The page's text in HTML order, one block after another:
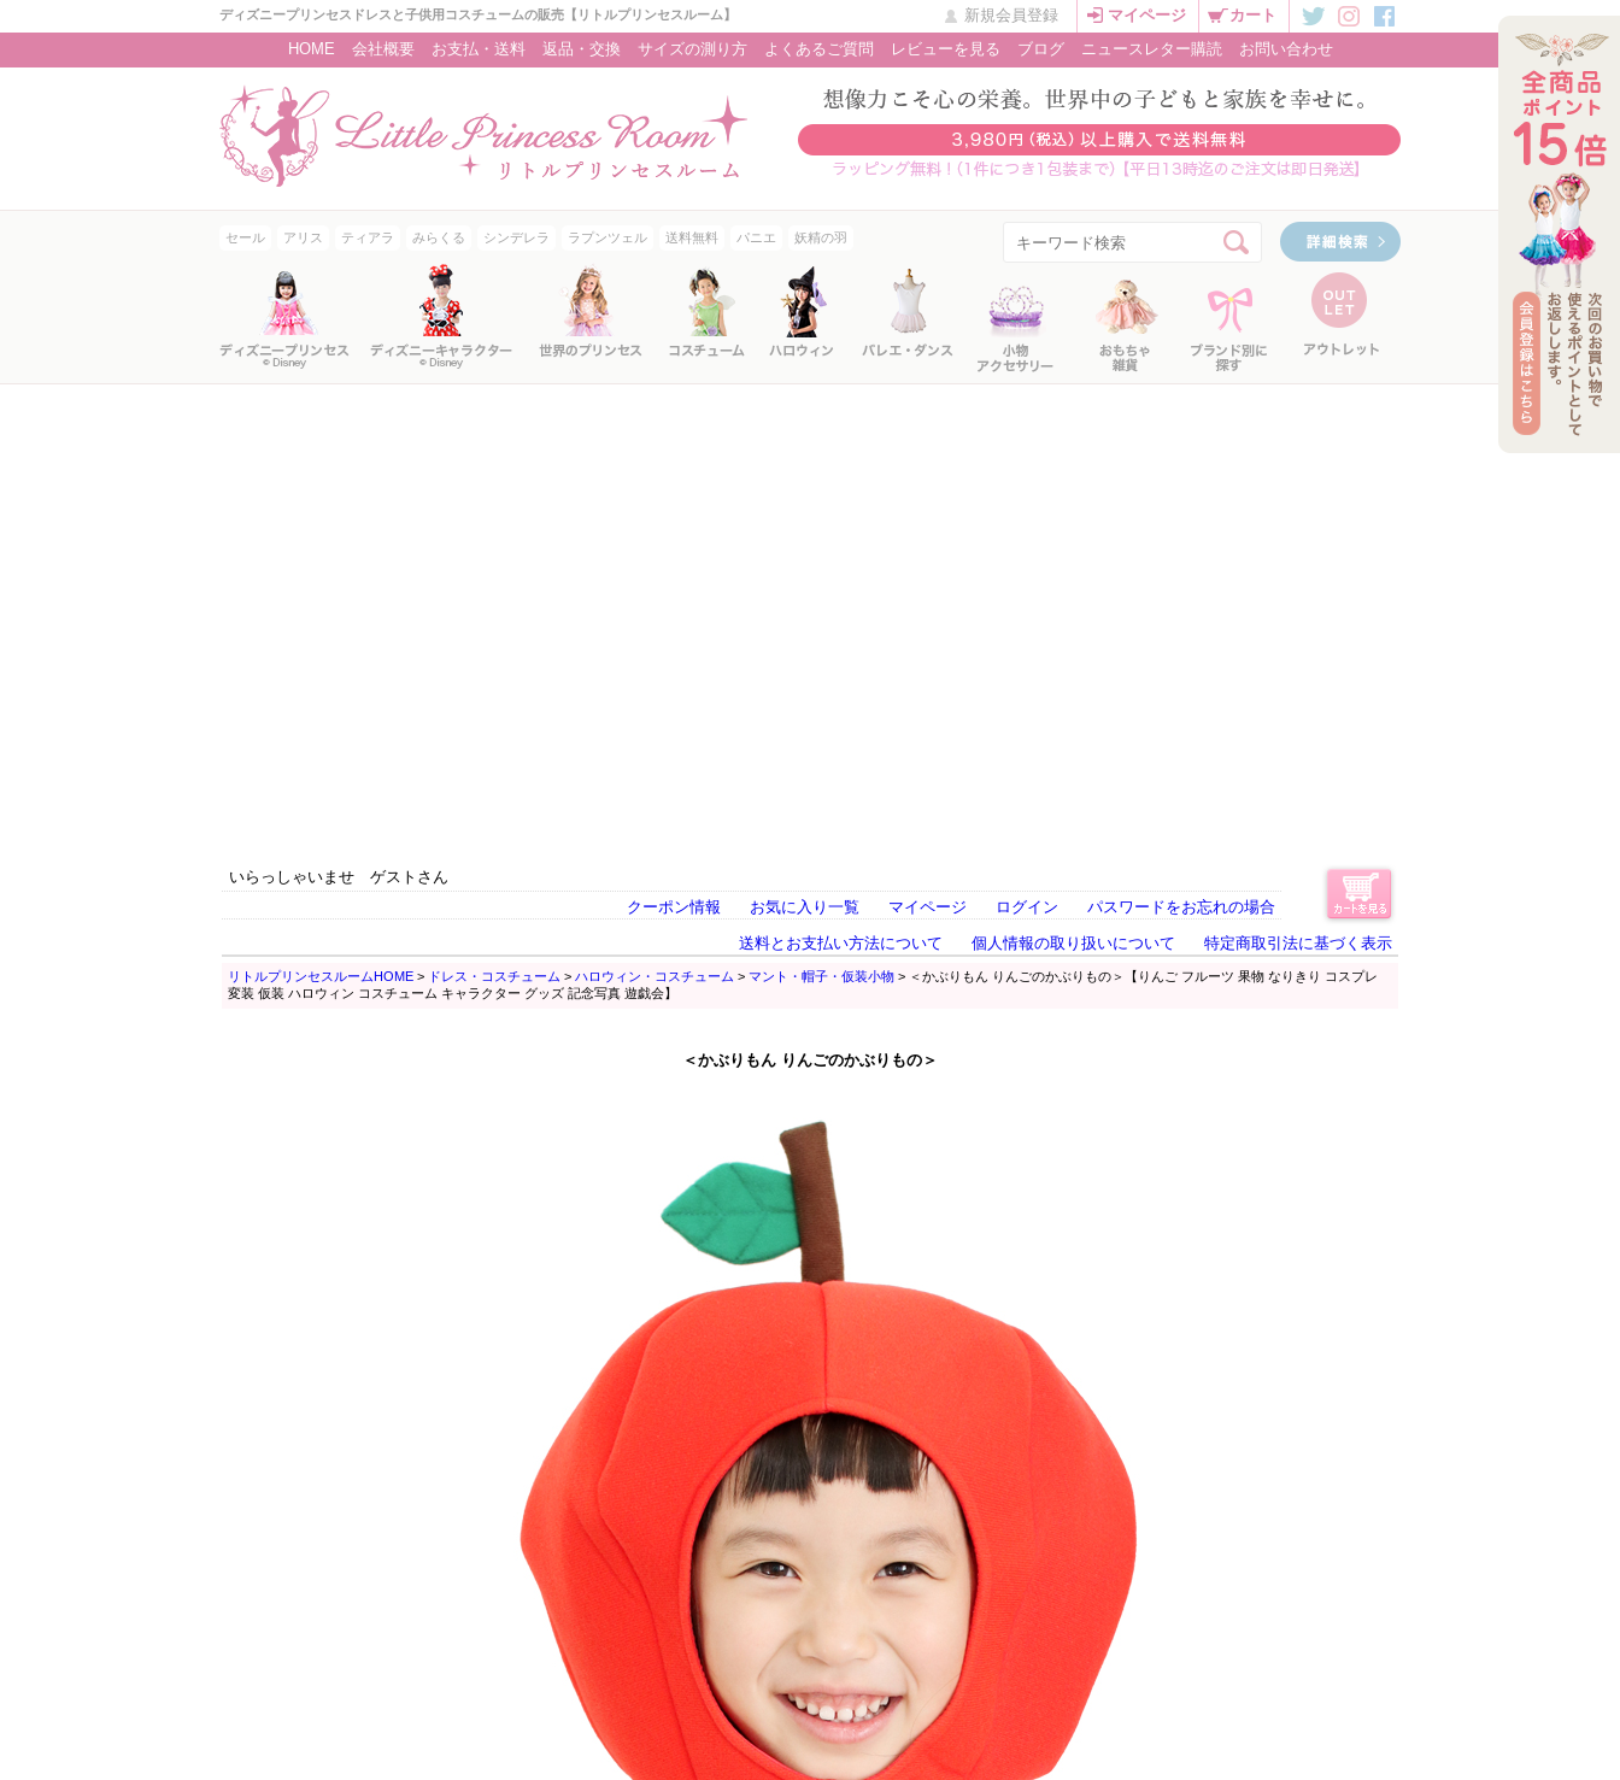
ディズニープリンセスドレスと子供用コスチュームの販売【リトルプリンセスルーム】 新規会員登録 マイページ
カート
HOME
会社概要 お支払・送料 返品・交換 サイズの測り方 よくあるご質問 レビューを見る ブログ ニュースレター購読 お問い合わせ
セール アリス ティアラ みらくる シンデレラ ラプンツェル 送料無料 パニエ 妖精の羽
いらっしゃいませ ゲストさん
クーポン情報
お気に入り一覧 マイページ ログイン
パスワードをお忘れの場合
送料とお支払い方法について
個人情報の取り扱いについて 特定商取引法に基づく表示
リトルプリンセスルームHOME > ドレス・コスチューム > ハロウィン・コスチューム > マント・帽子・仮装小物 > ＜かぶりもん りんごのかぶりもの＞【りんご フルーツ 果物 なりきり コスプレ
変装 仮装 ハロウィン コスチューム キャラクター グッズ 記念写真 遊戯会】
＜かぶりもん りんごのかぶりもの＞